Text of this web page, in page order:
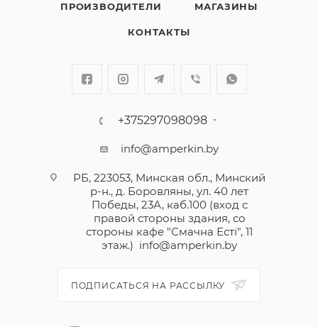
ПРОИЗВОДИТЕЛИ МАГАЗИНЫ
КОНТАКТЫ
+375297098098
info@amperkin.by
РБ, 223053, Минская обл., Минский
р-н., д. Боровляны, ул. 40 лет
Победы, 23А, каб.100 (вход с
правой стороны здания, со
стороны кафе "Смачна Естi", 11
этаж.) info@amperkin.by
ПОДПИСАТЬСЯ НА РАССЫЛКУ